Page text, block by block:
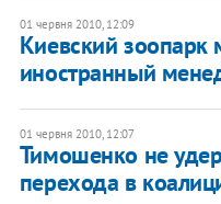
01 червня 2010, 12:09
Киевский зоопарк
иностранный
01 червня 2010, 12:07
Тимошенко не
перехода в